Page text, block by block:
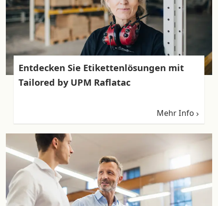
Entdecken Sie Etikettenlösungen mit
Tailored by UPM Raflatac
Mehr Info